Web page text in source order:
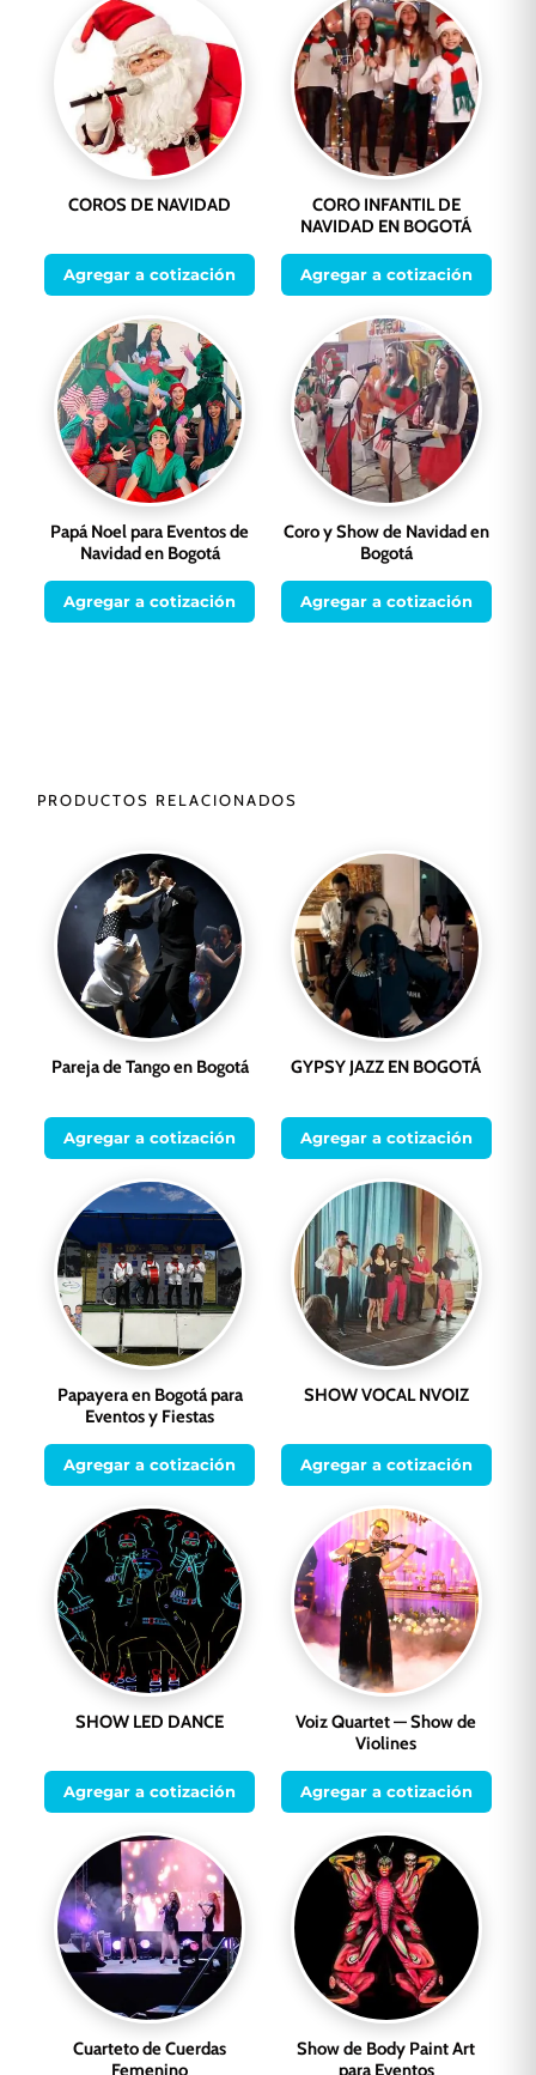
COROS DE NAVIDAD
Agregar a cotización
CORO INFANTIL DE
NAVIDAD EN BOGOTÁ
Agregar a cotización
Papá Noel para Eventos de
Navidad en Bogotá
Agregar a cotización
Coro y Show de Navidad en
Bogotá
Agregar a cotización
PRODUCTOS RELACIONADOS
Pareja de Tango en Bogotá
Agregar a cotización
GYPSY JAZZ EN BOGOTÁ
Agregar a cotización
Papayera en Bogotá para
Eventos y Fiestas
Agregar a cotización
SHOW VOCAL NVOIZ
Agregar a cotización
SHOW LED DANCE
Agregar a cotización
Voiz Quartet — Show de
Violines
Agregar a cotización
Cuarteto de Cuerdas
Show de Body Paint Art